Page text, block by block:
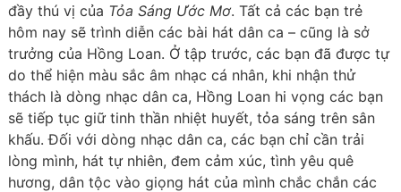
đầy thú vị của Tỏa Sáng Ước Mơ. Tất cả các bạn trẻ
hôm nay sẽ trình diễn các bài hát dân ca – cũng là sở
trưởng của Hồng Loan. Ở tập trước, các bạn đã được tự
do thể hiện màu sắc âm nhạc cá nhân, khi nhận thử
thách là dòng nhạc dân ca, Hồng Loan hi vọng các bạn
sẽ tiếp tục giữ tinh thần nhiệt huyết, tỏa sáng trên sân
khấu. Đối với dòng nhạc dân ca, các bạn chỉ cần trải
lòng mình, hát tự nhiên, đem cảm xúc, tình yêu quê
hương, dân tộc vào giọng hát của mình chắc chắn các